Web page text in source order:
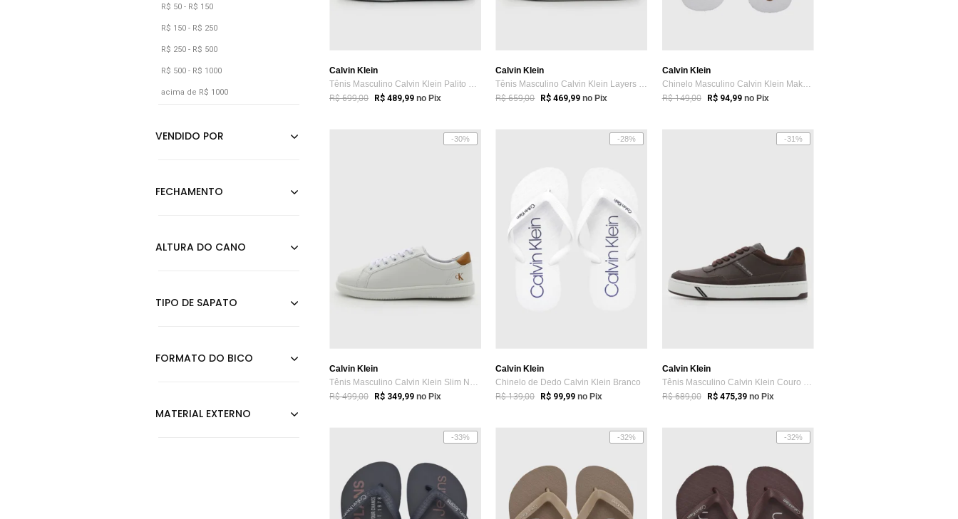
Nude
Off-white
Preto
Verde
Vinho
R$ 50 - R$ 150
R$ 150 - R$ 250
R$ 250 - R$ 500
R$ 500 - R$ 1000
acima de R$ 1000
Calvin Klein
Tênis Masculino Calvin Klein Palito Branco
R$ 699,00 R$ 489,99 no Pix
Calvin Klein
Tênis Masculino Calvin Klein Layers Grafite
R$ 659,00 R$ 469,99 no Pix
Calvin Klein
Chinelo Masculino Calvin Klein Make New ...
R$ 149,00 R$ 94,99 no Pix
-30%
Calvin Klein
Tênis Masculino Calvin Klein Slim New Ba...
R$ 499,00 R$ 349,99 no Pix
-28%
Calvin Klein
Chinelo de Dedo Calvin Klein Branco
R$ 139,00 R$ 99,99 no Pix
-31%
Calvin Klein
Tênis Masculino Calvin Klein Couro Marrom
R$ 689,00 R$ 475,39 no Pix
-33% -32% -32%